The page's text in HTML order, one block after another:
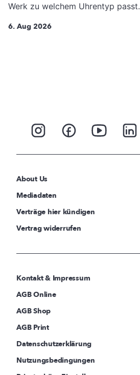
Werk zu welchem Uhrentyp passt.
6. Aug 2026
About Us
Mediadaten
Verträge hier kündigen
Vertrag widerrufen
Kontakt & Impressum
AGB Online
AGB Shop
AGB Print
Datenschutzerklärung
Nutzungsbedingungen